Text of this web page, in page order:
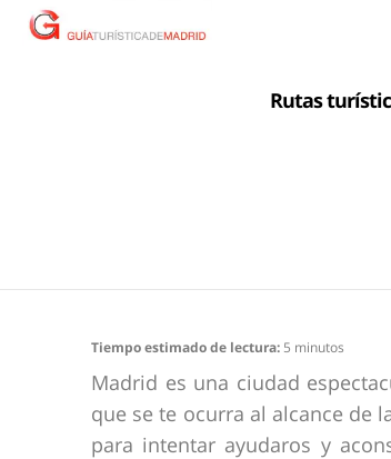
Rutas
Tiempo estimado de lectura: 5 minutos
Madrid es una ciudad
que se te ocurra al alcance de
para intentar ayudaros y